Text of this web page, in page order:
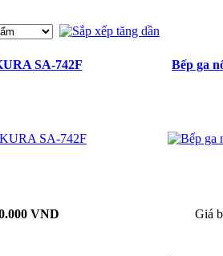
SA-742F
VND
Bếp ga
Giá